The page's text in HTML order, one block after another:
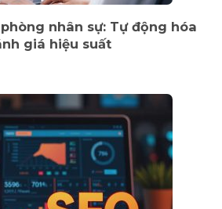
nhân sự: Tự động hóa
giá hiệu suất